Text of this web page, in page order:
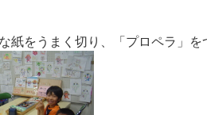
紙をうまく切り、「プロペラ」を